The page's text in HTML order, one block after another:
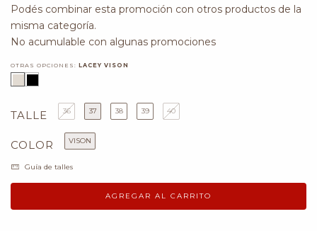
Podés combinar esta promoción con otros productos de la
misma categoría.
No acumulable con algunas promociones
OTRAS OPCIONES: LACEY VISON
TALLE 36 37 38 39 40
COLOR VISON
Guía de talles